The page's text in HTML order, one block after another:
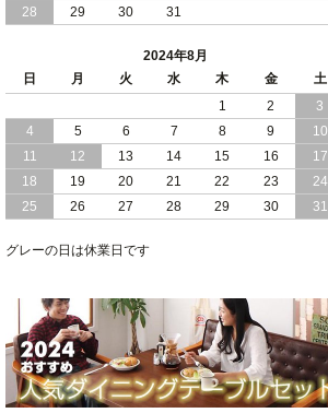
2024/05/21
日本製 大容量 収納 跳ね上げ式 リフト
組立設置付
日本製 大容量 収納 跳ね上げ式 （ リフ
トアップ ） ベッド 横開き ヘッドボー
ド 組立設置 付き
2024/04/25
日本製 収納 跳ね上げ式 リフトアップ
ベッド 縦開き ヘッドボード 組立設置サ
28
29 30 31
2024年8月
日
月 火 水 木 金
土
1
2
3
4
5 6 7 8 9
10
11
12 13 14 15 16
17
18
19 20 21 22 23
24
25
26 27 28 29 30 31
グレーの日は休業日です